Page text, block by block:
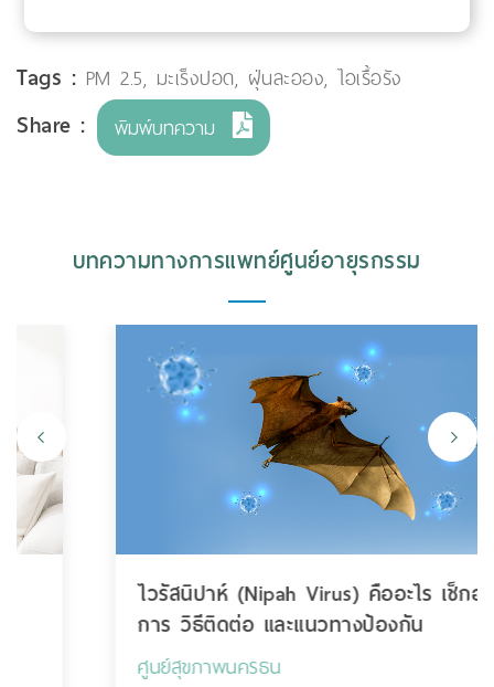
Tags : PM 2.5, มะเร็งปอด, ฝุ่นละออง, ไอเรื้อรัง
Share : พิมพ์บทความ
บทความทางการแพทย์ศูนย์อายุรกรรม
ไวรัสนิปาห์ (Nipah Virus) คืออะไร เช็กอา
การ วิธีติดต่อ และแนวทางป้องกัน
ศูนย์สุขภาพนครธน